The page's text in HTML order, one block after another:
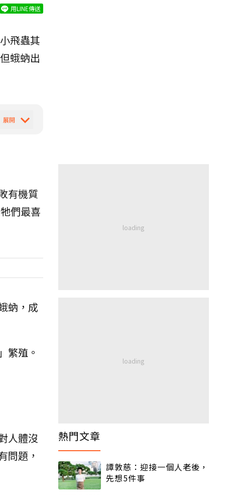
用LINE傳送
飛蟲其
蛾蚋出
有機質
們最喜
蚋，成
繁殖。
人體沒
問題，
熱門文章
譚敦慈：迎接一個人老後，
先想5件事